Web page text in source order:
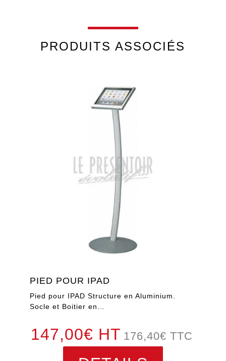
PRODUITS ASSOCIÉS
PIED POUR IPAD
Pied pour IPAD Structure en Aluminium.
Socle et Boitier en…
147,00€ HT 176,40€ TTC